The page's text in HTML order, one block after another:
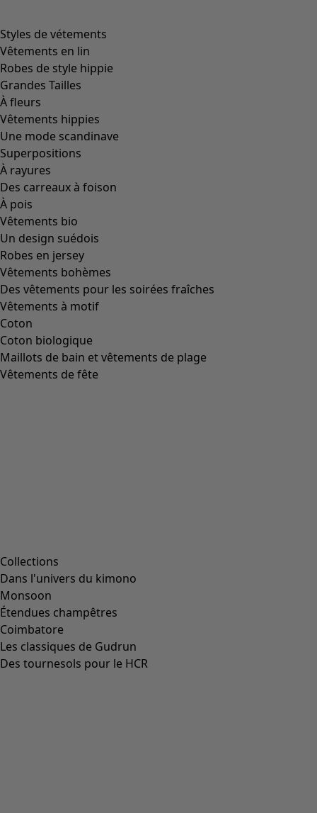
Styles de vétements
Vêtements en lin
Robes de style hippie
Grandes Tailles
À fleurs
Vêtements hippies
Une mode scandinave
Superpositions
À rayures
Des carreaux à foison
À pois
Vêtements bio
Un design suédois
Robes en jersey
Vêtements bohèmes
Des vêtements pour les soirées fraîches
Vêtements à motif
Coton
Coton biologique
Maillots de bain et vêtements de plage
Vêtements de fête
Collections
Dans l'univers du kimono
Monsoon
Étendues champêtres
Coimbatore
Les classiques de Gudrun
Des tournesols pour le HCR